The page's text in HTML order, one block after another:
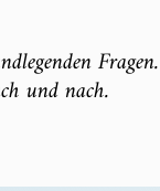
Fragen.
und nach.